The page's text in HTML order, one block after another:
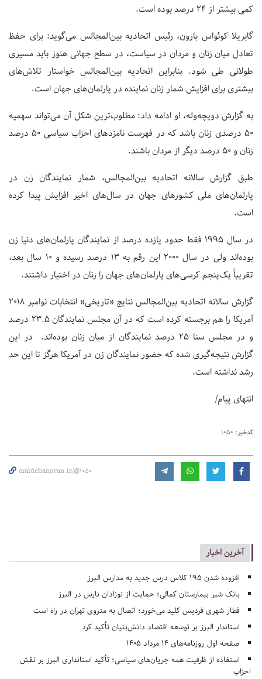
کمی بیشتر از ۲۴ درصد بوده است.
گابریلا کوئواس بارون، رئیس اتحادیه بین‌المجالس می‌گوید: برای حفظ
تعادل میان زنان و مردان در سیاست، در سطح جهانی هنوز باید مسیری
طولانی طی شود. بنابراین اتحادیه بین‌المجالس خواستار تلاش‌های
بیشتری برای افزایش شمار زنان نماینده در پارلمان‌های جهان است.
به گزارش دویچه‌وله، او ادامه داد: مطلوب‌ترین شکل آن می‌تواند سهمیه
۵۰ درصدی زنان باشد که در فهرست نامزدهای احزاب سیاسی ۵۰ درصد
زنان و ۵۰ درصد دیگر از مردان باشند.
طبق گزارش سالانه اتحادیه بین‌المجالس، شمار نمایندگان زن در
پارلمان‌های ملی کشورهای جهان در سال‌های اخیر افزایش پیدا کرده
است.
در سال ۱۹۹۵ فقط حدود یازده درصد از نمایندگان پارلمان‌های دنیا زن
بوده‌اند ولی در سال ۲۰۰۰ این رقم به ۱۳ درصد رسیده و ۱۰ سال بعد،
تقریباً یک‌پنجم کرسی‌های پارلمان‌های جهان را زنان در اختیار داشتند.
گزارش سالانه اتحادیه بین‌المجالس نتایج «تاریخی» انتخابات نوامبر ۲۰۱۸
آمریکا را هم برجسته کرده است که در آن مجلس نمایندگان ۲۳.۵ درصد
و در مجلس سنا ۲۵ درصد نمایندگان از میان زنان بوده‌اند. در این
گزارش نتیجه‌گیری شده که حضور نمایندگان زن در آمریکا هرگز تا این حد
رشد نداشته است.
انتهای پیام/
کدخبر: 1050
omidebanovan.ir/@1050
آخرین اخبار
افزوده شدن ۱۹۵ کلاس درس جدید به مدارس البرز
بانک شیر بیمارستان کمالی؛ حمایت از نوزادان نارس در البرز
قطار شهری فردیس کلید می‌خورد؛ اتصال به متروی تهران در راه است
استاندار البرز بر توسعه اقتصاد دانش‌بنیان تأکید کرد
صفحه اول روزنامه‌های 14 مرداد 1405
استفاده از ظرفیت همه جریان‌های سیاسی؛ تأکید استانداری البرز بر نقش
احزاب